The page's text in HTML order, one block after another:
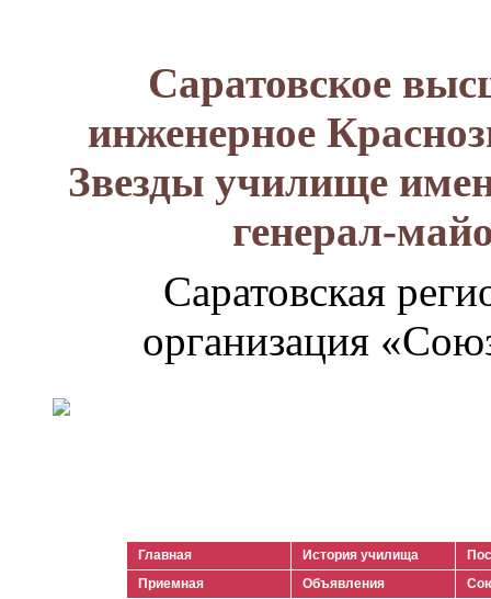
Саратовское
инженерное
Звезды училище
генерал-
Саратовская
организация
Главная История училища
Приемная
Объявления